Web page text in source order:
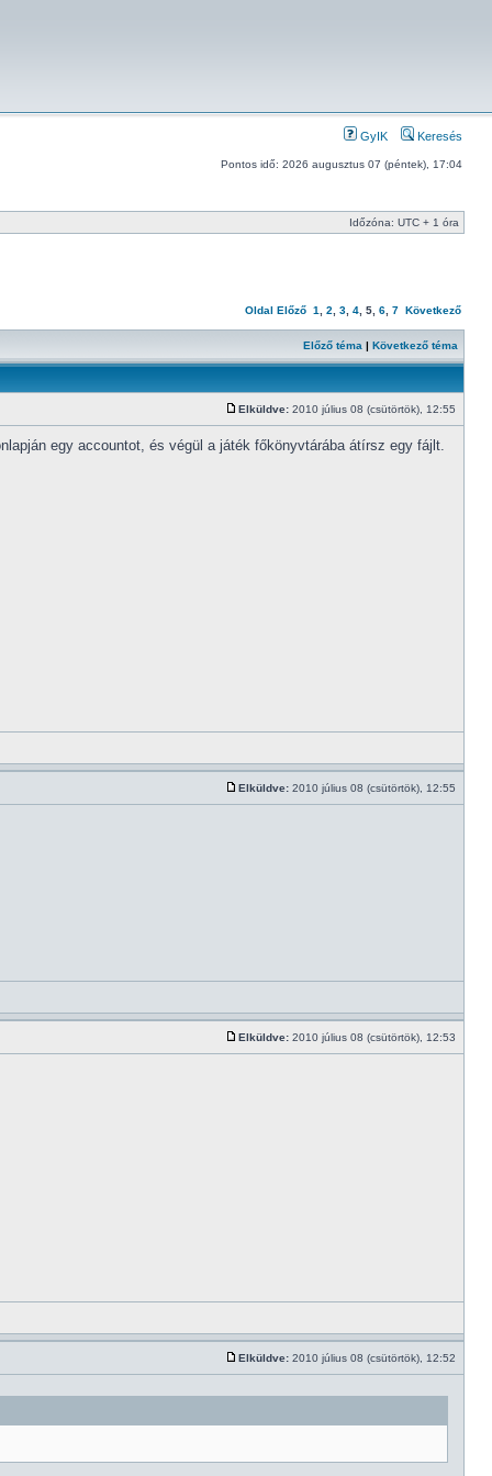
GyIK Keresés
Pontos idő: 2026 augusztus 07 (péntek), 17:04
Időzóna: UTC + 1 óra
Oldal Előző 1 2 3 4 5 6 7 Következő
Előző téma | Következő téma
Elküldve: 2010 július 08 (csütörtök), 12:55
egy accountot, és végül a játék főkönyvtárába átírsz egy fájlt.
Elküldve: 2010 július 08 (csütörtök), 12:55
Elküldve: 2010 július 08 (csütörtök), 12:53
Elküldve: 2010 július 08 (csütörtök), 12:52